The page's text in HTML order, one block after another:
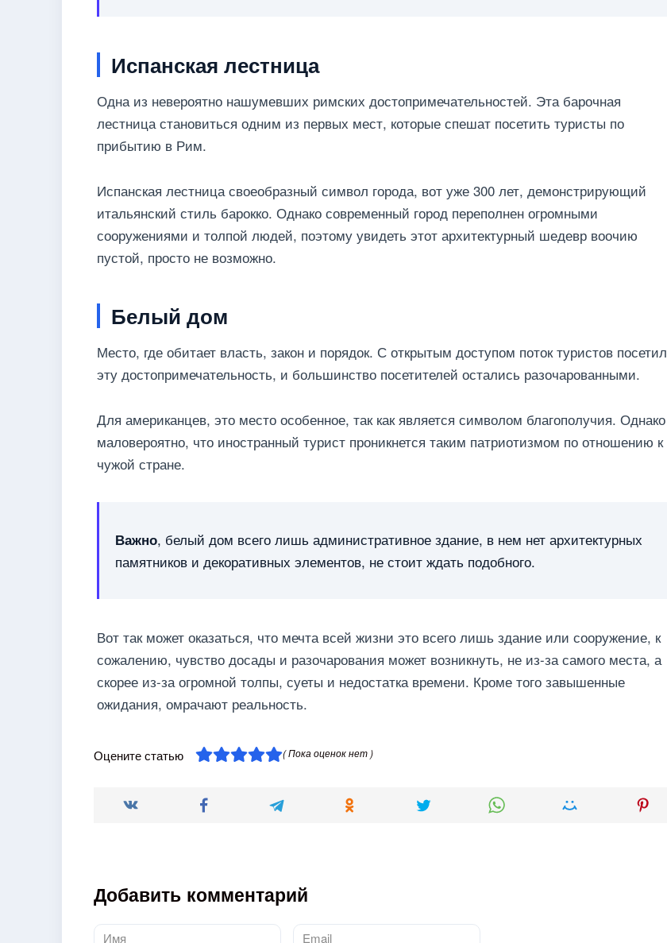
Испанская лестница
Одна из невероятно нашумевших римских достопримечательностей. Эта барочная
лестница становиться одним из первых мест, которые спешат посетить туристы по
прибытию в Рим.
Испанская лестница своеобразный символ города, вот уже 300 лет, демонстрирующий
итальянский стиль барокко. Однако современный город переполнен огромными
сооружениями и толпой людей, поэтому увидеть этот архитектурный шедевр воочию
пустой, просто не возможно.
Белый дом
Место, где обитает власть, закон и порядок. С открытым доступом поток туристов посетил
эту достопримечательность, и большинство посетителей остались разочарованными.
Для американцев, это место особенное, так как является символом благополучия. Однако
маловероятно, что иностранный турист проникнется таким патриотизмом по отношению к
чужой стране.
Важно, белый дом всего лишь административное здание, в нем нет архитектурных
памятников и декоративных элементов, не стоит ждать подобного.
Вот так может оказаться, что мечта всей жизни это всего лишь здание или сооружение, к
сожалению, чувство досады и разочарования может возникнуть, не из-за самого места, а
скорее из-за огромной толпы, суеты и недостатка времени. Кроме того завышенные
ожидания, омрачают реальность.
Оцените статью ( Пока оценок нет )
Добавить комментарий
Имя
Email